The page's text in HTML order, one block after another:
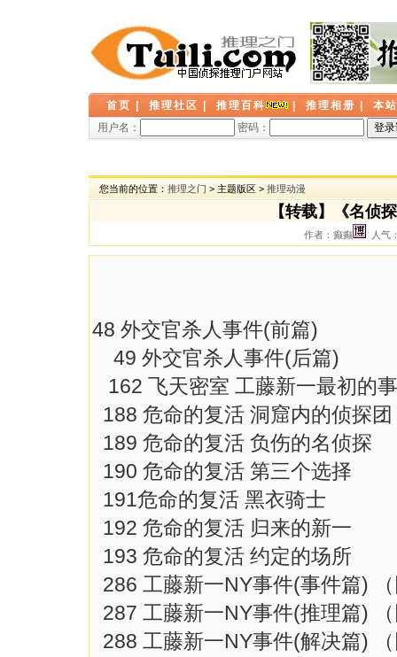
首页 推理社区 推理百科 推理相册
本
用户名：
密码：
您当前的位置： 推理之门 > 主题版区 > 推理动漫
【转载】《名
作者：癫癫 人气
48 外交官杀人事件(前篇)
49 外交官杀人事件(后篇)
162 飞天密室 工藤新一最初的
188 危命的复活 洞窟内的侦探团
189 危命的复活 负伤的名侦探
190 危命的复活 第三个选择
191危命的复活 黑衣骑士
192 危命的复活 归来的新一
193 危命的复活 约定的场所
286 工藤新一NY事件(事件
287 工藤新一NY事件(推理
288 工藤新一NY事件(解决篇)